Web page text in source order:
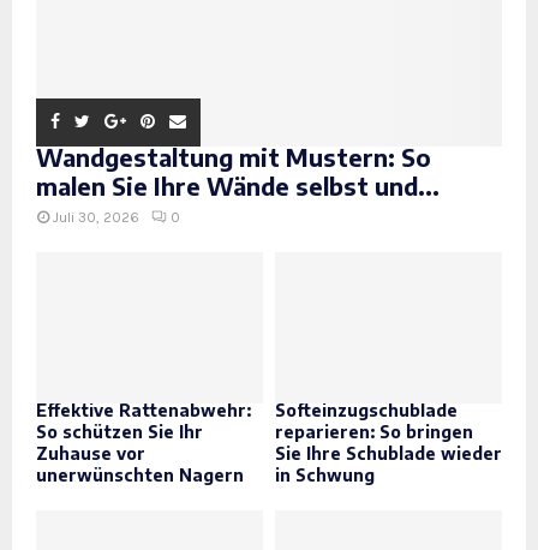
Wandgestaltung mit Mustern: So
malen Sie Ihre Wände selbst und...
Juli 30, 2026 0
Effektive Rattenabwehr:
So schützen Sie Ihr
Zuhause vor
unerwünschten Nagern
Softeinzugschublade
reparieren: So bringen
Sie Ihre Schublade wieder
in Schwung